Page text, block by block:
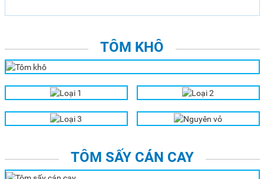
TÔM KHÔ
TÔM SẤY CÁN CAY